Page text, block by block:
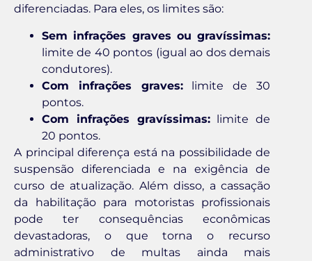
diferenciadas. Para eles, os limites são:
Sem infrações graves ou gravíssimas:
limite de 40 pontos (igual ao dos demais
condutores).
Com infrações graves:limite de 30
pontos.
Com infrações gravíssimas:limite de
20 pontos.
A principal diferença está na possibilidade de
suspensão diferenciada e na exigência de
curso de atualização. Além disso, a cassação
da habilitação para motoristas profissionais
pode ter consequências econômicas
devastadoras, o que torna o recurso
administrativo de multas ainda mais